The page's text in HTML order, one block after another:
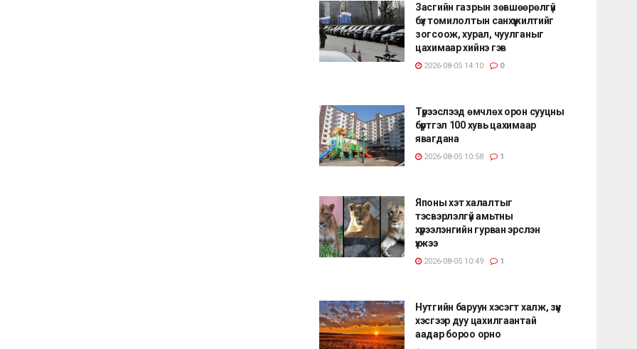
Засгийн газрын зөвшөөрөлгүй
бүх томилолтын санхүүжилтийг
зогсоож, хурал, чуулганыг
цахимаар хийнэ гэв
2026-08-05 14:10 0
Түрээслээд өмчлөх орон сууцны
бүртгэл 100 хувь цахимаар
явагдана
2026-08-05 10:58 1
Японы хэт халалтыг
тэсвэрлэлгүй амьтны
хүрээлэнгийн гурван эрслэн
үхжээ
2026-08-05 10:49 1
Нутгийн баруун хэсэгт халж, зүүн
хэсгээр дуу цахилгаантай
аадар бороо орно